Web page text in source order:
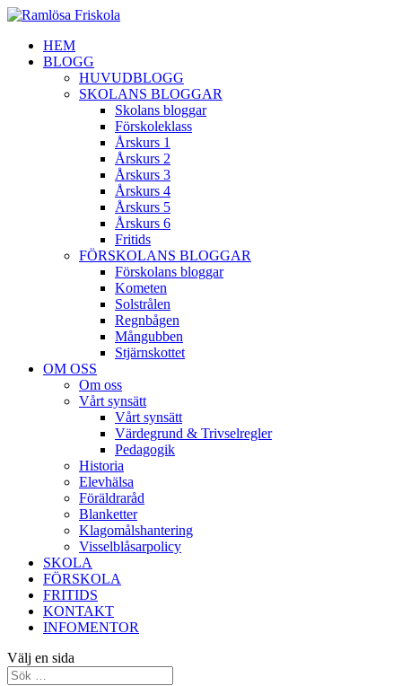
HEM
BLOGG
HUVUDBLOGG
SKOLANS BLOGGAR
Skolans bloggar
Förskoleklass
Årskurs 1
Årskurs 2
Årskurs 3
Årskurs 4
Årskurs 5
Årskurs 6
Fritids
FÖRSKOLANS BLOGGAR
Förskolans bloggar
Kometen
Solstrålen
Regnbågen
Mångubben
Stjärnskottet
OM OSS
Om oss
Vårt synsätt
Vårt synsätt
Värdegrund & Trivselregler
Pedagogik
Historia
Elevhälsa
Föräldraråd
Blanketter
Klagomålshantering
Visselblåsarpolicy
SKOLA
FÖRSKOLA
FRITIDS
KONTAKT
INFOMENTOR
Välj en sida